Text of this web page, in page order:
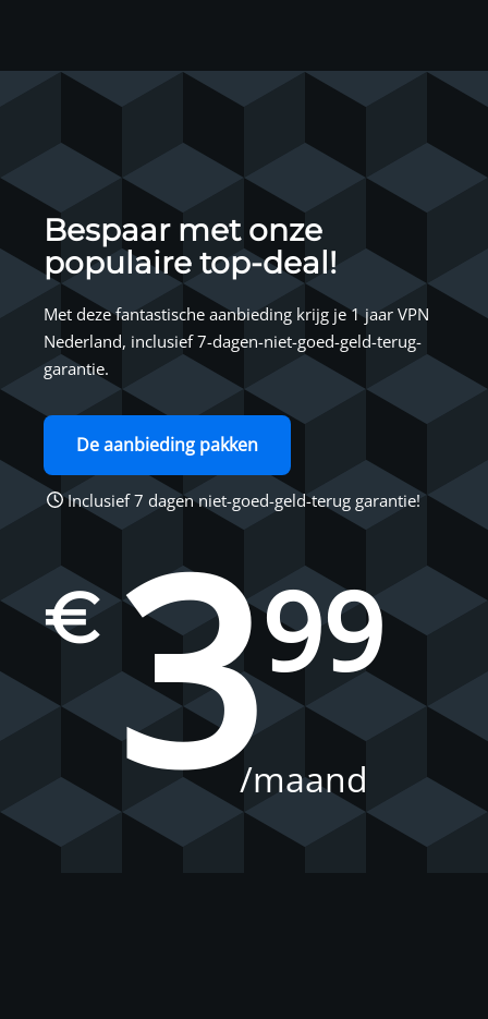
Bespaar met onze
populaire top-deal!
Met deze fantastische aanbieding krijg je 1 jaar VPN
Nederland, inclusief 7-dagen-niet-goed-geld-terug-
garantie.
De aanbieding pakken
Inclusief 7 dagen niet-goed-geld-terug garantie!
€399
/maand